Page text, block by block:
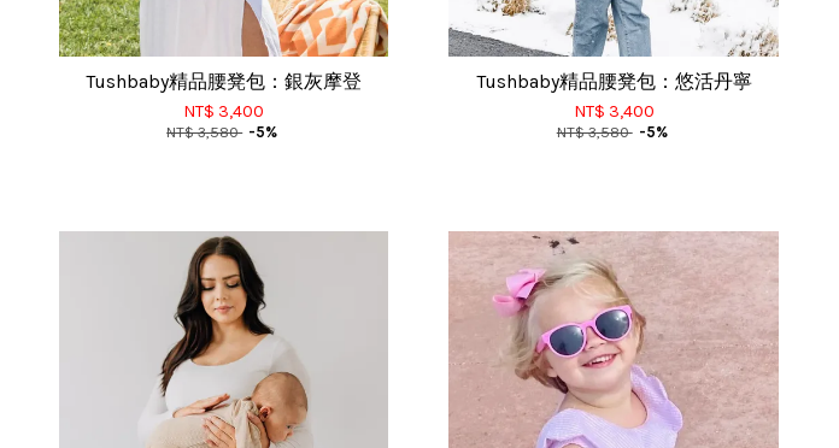
Tushbaby精品腰凳包：銀灰摩登
NT$ 3,400
NT$ 3,580 -5%
Tushbaby精品腰凳包：悠活丹寧
NT$ 3,400
NT$ 3,580 -5%